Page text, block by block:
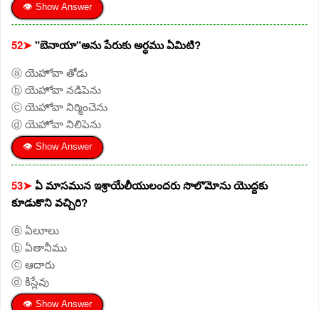
👁 Show Answer
52➤"బెనాయా"అను పేరుకు అర్ధము ఏమిటి?
ⓐ యెహోవా తోడు
ⓑ యెహోవా నడిపెను
ⓒ యెహోవా నిర్మించెను
ⓓ యెహోవా నిలిపెను
👁 Show Answer
53➤ఏ మాసమున ఇశ్రాయేలీయులందరు సొలొమోను యొద్దకు
కూడుకొని వచ్చిరి?
ⓐ ఏలూలు
ⓑ ఏతానీము
ⓒ ఆదారు
ⓓ కిస్లేవు
👁 Show Answer